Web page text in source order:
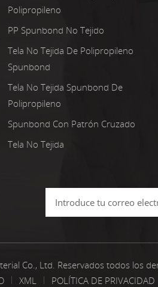
Polipropileno
PP Spunbond No Tejido
Tela No Tejida De Polipropileno
Spunbond
Tela No Tejida Spunbond De
Polipropileno
Spunbond Con Patrón Cruzado
Tela No Tejida
Co., Ltd. Reservados todos los
XML POLÍTICA DE PRIVACIDAD